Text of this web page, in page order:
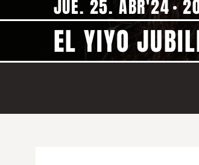
JUE. 25. ABR'24
EL YIYO